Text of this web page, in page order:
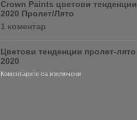
PURDY!
Crown Paints цветови тенденции
2020 Пролет/Лято
1 коментар
цветови
2020
Цветови тенденции пролет-лято
2020
Коментарите са изключениза